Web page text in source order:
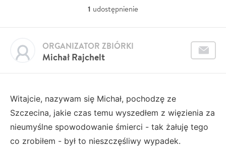
1 udostępnienie
Michał Rajchelt
ORGANIZATOR ZBIÓRKI
Witajcie, nazywam się Michał, pochodzę ze
Szczecina, jakie czas temu wyszedłem z więzienia za
nieumyślne spowodowanie śmierci - tak żałuję tego
co zrobiłem - był to nieszczęśliwy wypadek.